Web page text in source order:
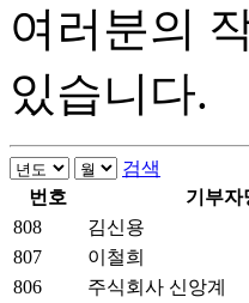
여러분의
있습니다.
검색
번호
기부자
808
김신용
807
이철희
806
주식회사 신앙계